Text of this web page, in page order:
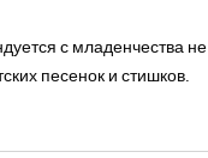
с младенчества не
песенок и стишков.